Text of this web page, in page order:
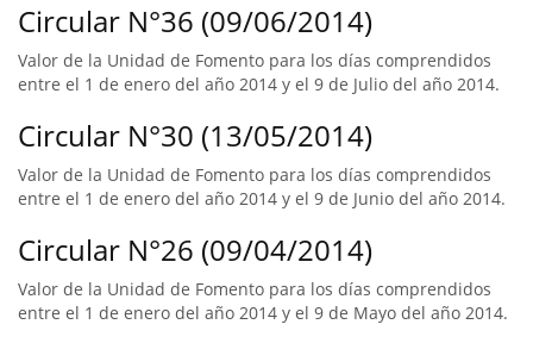
Circular N°36 (09/06/2014)
Valor de la Unidad de Fomento para los días comprendidos
entre el 1 de enero del año 2014 y el 9 de Julio del año 2014.
Circular N°30 (13/05/2014)
Valor de la Unidad de Fomento para los días comprendidos
entre el 1 de enero del año 2014 y el 9 de Junio del año 2014.
Circular N°26 (09/04/2014)
Valor de la Unidad de Fomento para los días comprendidos
entre el 1 de enero del año 2014 y el 9 de Mayo del año 2014.